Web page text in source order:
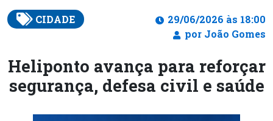
CIDADE
29/06/2026 às 18:00
por João Gomes
Heliponto avança para reforçar
segurança, defesa civil e saúde